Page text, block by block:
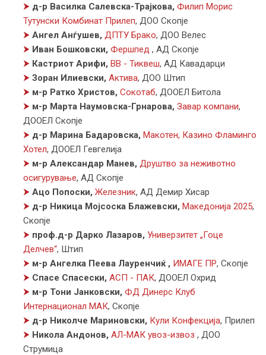
⮞ д-р Василка Салевска-Трајкова, Филип Морис
Тутунски Комбинат Прилеп, ДОО Скопје
⮞ Ангел Анѓушев, ДПТУ Брако, ДОО Велес
⮞ Иван Бошковски, Фершпед , АД Скопје
⮞ Кастриот Арифи, ВВ - Тиквеш, АД Кавадарци
⮞ Зоран Илиевски, Актива, ДОО Штип
⮞ м-р Ратко Христов, Сокотаб, ДООЕЛ Битола
⮞ м-р Марта Наумовска-Грнарова, Завар компани,
ДООЕЛ Скопје
⮞ д-р Марина Бадаровска, Макотен, Казино Фламинго
Хотел, ДООЕЛ Гевгелија
⮞ м-р Александар Манев, Друштво за неживотно
осигурување, АД Скопје
⮞ Ацо Попоски, Железник, АД Демир Хисар
⮞ д-р Никица Мојсоска Блажевски, Македонија 2025,
Скопје
⮞ проф.д-р Дарко Лазаров, Универзитет „Гоце
Делчев“, Штип
⮞ м-р Ангелка Пеева Лауренчиќ , ИМАГЕ ПР, Скопје
⮞ Спасе Спасески, АСП - ПАК, ДООЕЛ Охрид
⮞ м-р Тони Јанковски, ФД Динерс Клуб
Интернационал МАК, Скопје
⮞ д-р Николче Мариновски, Кули Конфекција, Прилеп
⮞ Никола Андонов, АЛ-МАК увоз-извоз , ДОО
Струмица